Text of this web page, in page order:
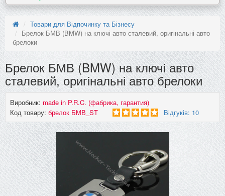
Товари для Відпочинку та Бізнесу
Брелок БМВ (BMW) на ключі авто сталевий, оригінальні авто
брелоки
Брелок БМВ (BMW) на ключі авто
сталевий, оригінальні авто брелоки
Виробник: made in P.R.C. (фабрика, гарантия)
Код товару: брелок БМВ_ST Відгуків: 10